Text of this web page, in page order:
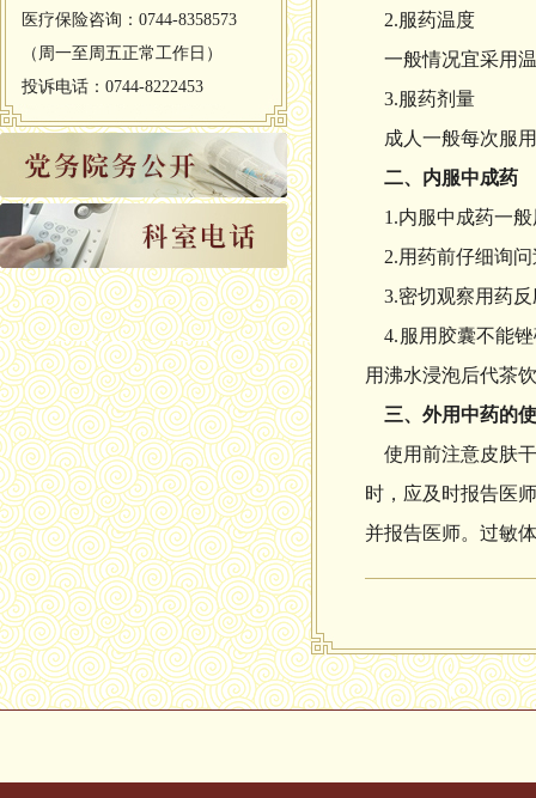
医疗保险咨询：0744-8358573
（周一至周五正常工作日）
投诉电话：0744-8222453
2.服药温度
一般情况宜采用
3.服药剂量
成人一般每次服用
二、内服中成药
1.内服中成药一般
2.用药前仔细询问
3.密切观察用药反
4.服用胶囊不能锉
用沸水浸泡后代茶
三、外用中药的
使用前注意皮肤
时，应及时报告医
并报告医师。过敏